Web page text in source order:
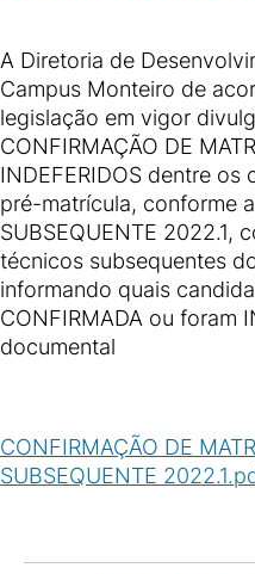
A Diretoria de
Campus Monteiro de
legislação em vigor
CONFIRMAÇÃO DE
INDEFERIDOS dentre
pré-matrícula, conforme a
SUBSEQUENTE 2022.1,
técnicos subsequentes
informando quais
CONFIRMADA ou foram
documental
CONFIRMAÇÃO DE
SUBSEQUENTE